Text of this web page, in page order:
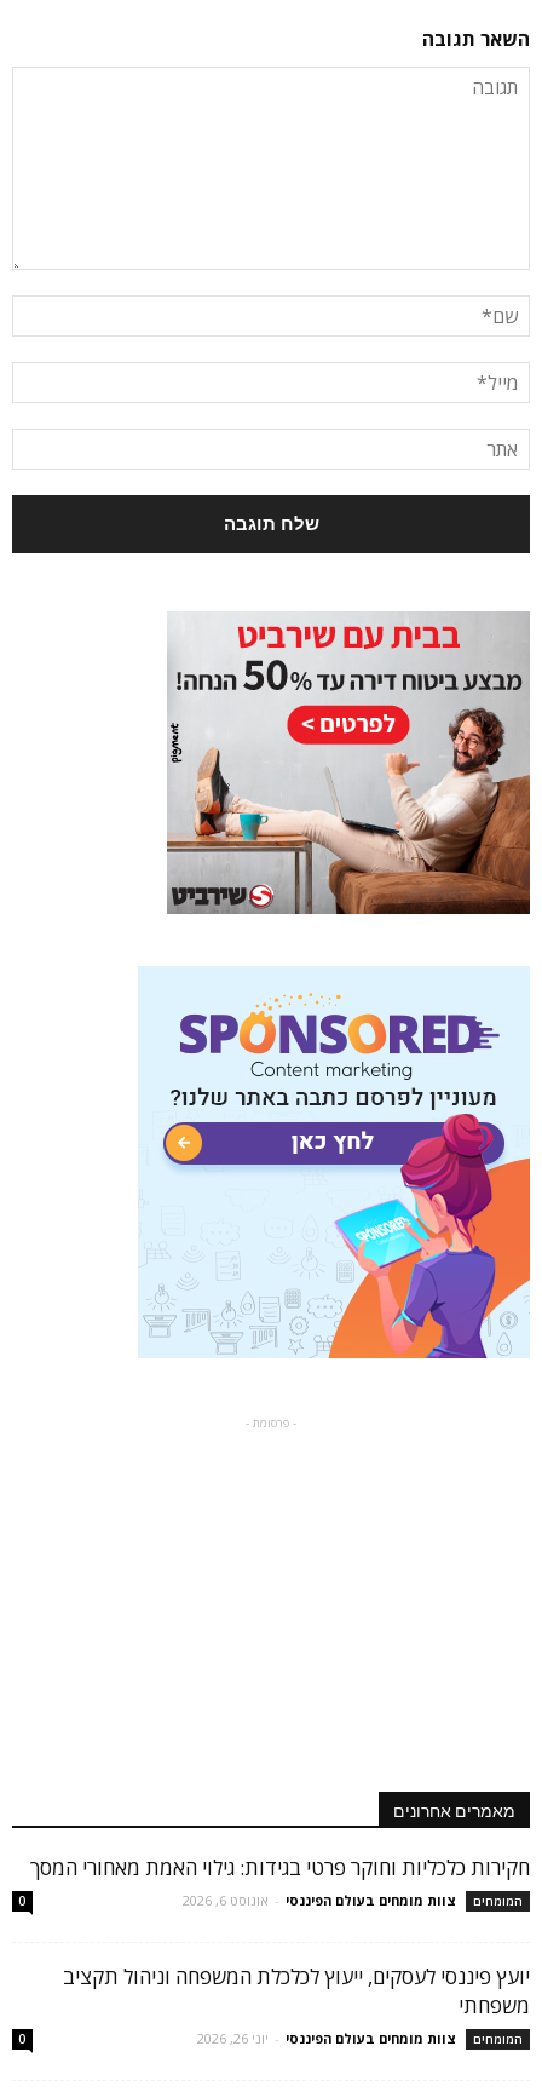
השאר תגובה
- פרסומת -
מאמרים אחרונים
חקירות כלכליות וחוקר פרטי בגידות: גילוי האמת מאחורי המסך
המומחים צוות מומחים בעולם הפיננסי - אוגוסט 6, 2026 0
יועץ פיננסי לעסקים, ייעוץ לכלכלת המשפחה וניהול תקציב
משפחתי
המומחים צוות מומחים בעולם הפיננסי - יוני 26, 2026 0